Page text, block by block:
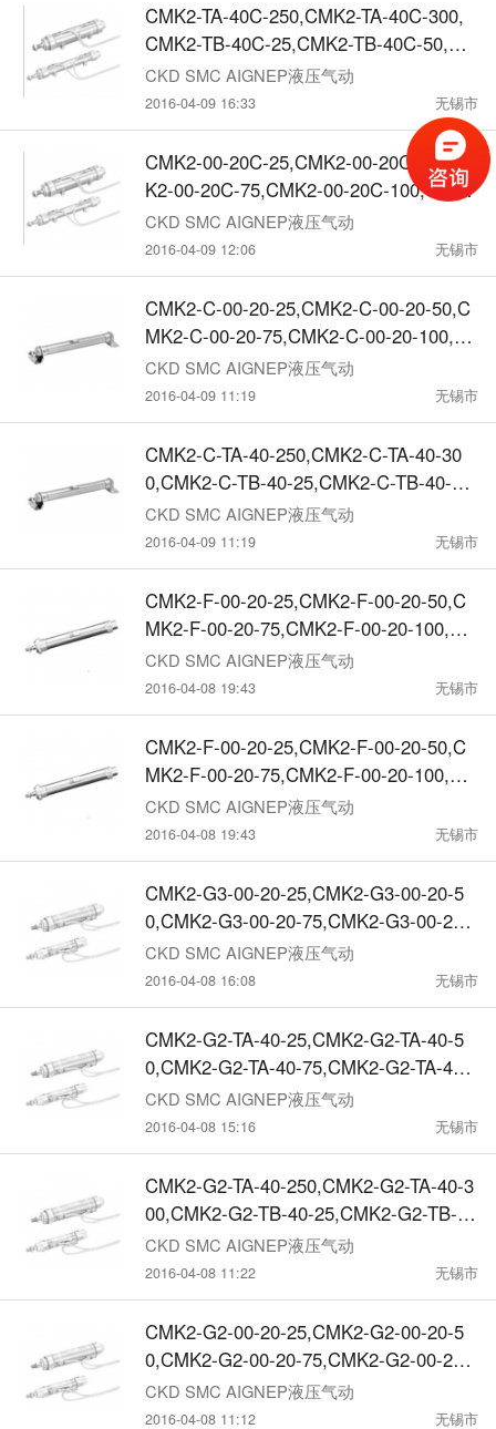
CMK2-TA-40C-250,CMK2-TA-40C-300,
CMK2-TB-40C-25,CMK2-TB-40C-50,C
MK2-TB-40C-75,CMK2-TB-40C-100,CK
D紧固型气
CKD SMC AIGNEP液压气动
2016-04-09 16:33 无锡市
CMK2-00-20C-25,CMK2-00-20C-50,CM
K2-00-20C-75,CMK2-00-20C-100,CMK2
-00-20C-150,CKD紧固型气缸
CKD SMC AIGNEP液压气动
2016-04-09 12:06 无锡市
CMK2-C-00-20-25,CMK2-C-00-20-50,C
MK2-C-00-20-75,CMK2-C-00-20-100,C
MK2-C-00-20-150,CKD紧固型气缸
CKD SMC AIGNEP液压气动
2016-04-09 11:19 无锡市
CMK2-C-TA-40-250,CMK2-C-TA-40-30
0,CMK2-C-TB-40-25,CMK2-C-TB-40-5
0,CMK2-C-TB-40-75,CMK2-C-TB-40-10
0,
CKD SMC AIGNEP液压气动
2016-04-09 11:19 无锡市
CMK2-F-00-20-25,CMK2-F-00-20-50,C
MK2-F-00-20-75,CMK2-F-00-20-100,CM
K2-F-00-20-150,CKD紧固型气缸
CKD SMC AIGNEP液压气动
2016-04-08 19:43 无锡市
CMK2-F-00-20-25,CMK2-F-00-20-50,C
MK2-F-00-20-75,CMK2-F-00-20-100,CM
K2-F-00-20-150,CKD紧固型气缸
CKD SMC AIGNEP液压气动
2016-04-08 19:43 无锡市
CMK2-G3-00-20-25,CMK2-G3-00-20-5
0,CMK2-G3-00-20-75,CMK2-G3-00-20-
100,CMK2-G3-00-20-150,CKD紧固型气
缸
CKD SMC AIGNEP液压气动
2016-04-08 16:08 无锡市
CMK2-G2-TA-40-25,CMK2-G2-TA-40-5
0,CMK2-G2-TA-40-75,CMK2-G2-TA-40-
100,CMK2-G2-TA-40-150,CMK2-G2-TA-
40
CKD SMC AIGNEP液压气动
2016-04-08 15:16 无锡市
CMK2-G2-TA-40-250,CMK2-G2-TA-40-3
00,CMK2-G2-TB-40-25,CMK2-G2-TB-4
0-50,CMK2-G2-TB-40-75,CMK2-G2-TB-
40
CKD SMC AIGNEP液压气动
2016-04-08 11:22 无锡市
CMK2-G2-00-20-25,CMK2-G2-00-20-5
0,CMK2-G2-00-20-75,CMK2-G2-00-20-
100,CMK2-G2-00-20-150,CKD紧固型气
缸
CKD SMC AIGNEP液压气动
2016-04-08 11:12 无锡市